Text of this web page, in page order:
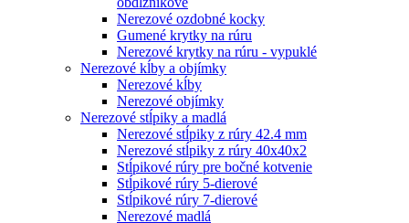
Nerezové ozdobné kocky
Gumené krytky na rúru
Nerezové krytky na rúru - vypuklé
Nerezové kĺby a objímky
Nerezové kĺby
Nerezové objímky
Nerezové stĺpiky a madlá
Nerezové stĺpiky z rúry 42.4 mm
Nerezové stĺpiky z rúry 40x40x2
Stĺpikové rúry pre bočné kotvenie
Stĺpikové rúry 5-dierové
Stĺpikové rúry 7-dierové
Nerezové madlá